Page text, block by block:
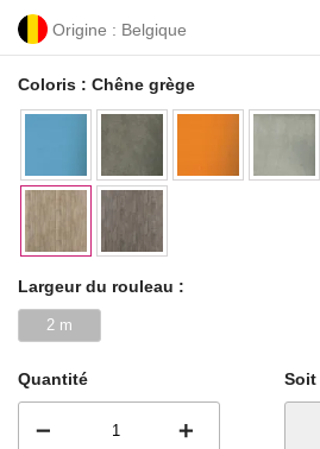
Origine : Belgique
Coloris : Chêne grège
Largeur du rouleau :
2 m
Quantité
remove add
Soit